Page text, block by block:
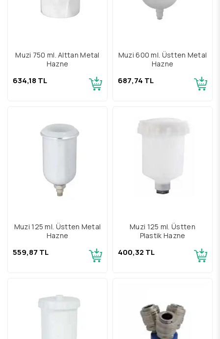
Muzi 750 ml. Alttan Metal
Hazne
634,18 TL
Muzi 600 ml. Üstten Metal
Hazne
687,74 TL
Muzi 125 ml. Üstten Metal
Hazne
559,87 TL
Muzi 125 ml. Üstten
Plastik Hazne
400,32 TL